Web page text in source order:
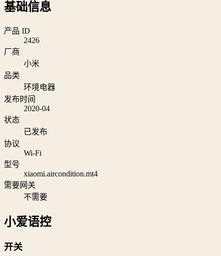
基础信息
产品 ID
2426
厂商
小米
品类
环境电器
发布时间
2020-04
状态
已发布
协议
Wi‑Fi
型号
xiaomi.aircondition.mt4
需要网关
不需要
小爱语控
开关